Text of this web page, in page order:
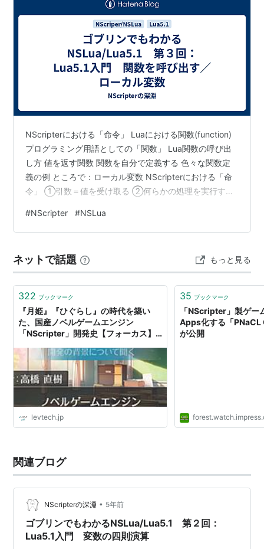
ンタや（Perlの）リファレンスのようなことをするに
は、必須のテクニックである。
プログラミングの知識が乏しいシナリオライターを主眼
に置いたツールだが、当然習熟すればアクション等、
学習資料
解説はWeb上に点在。関連書籍は、下記の通り。
改訂版 NScripterオフィシャルガ
作者:
出版社/メーカー:秀和システム
: 189回
この商品を含むブログ (11件) を見る
NScripterオフィシャルガイド
作者:畔田英明,森皿尚行,高橋直樹
発売日:2004/09/10
メディア: 単行本
購入: 8人クリック
この商品を含むブログ (30件) を見る
あどばんすどNScripterオフィシ
出版社/メーカー:秀和システム
購入: 7人
この商品を含むブログ (22件) を見る
NScripterにおける「命令」 Luaにおける関数(function)
プログラミング用語としての「関数」 Lua関数の呼び出
し方 値を返す関数 関数を自分で定義する 色々な関数定
義の例 ところで：ローカル変数 NScripterにおける「命
令」 ①引数＝値を受け取る ②何らかの処理を実行する
(function) ①値を受け取る ②処理を実行する ③結果＝
値を返す といった機能(function)を持つ。 NScripterと同
現時点では「とりあえず」命令とは関数である、関数と
は…
#NScripter #NSLua
ネットで話題 もっと見る
322 ブックマーク
『月姫』『ひぐらし』の時代を築い
た、国産ノベルゲームエンジン
「NScripter」開発史【フォーカス】 -
levtech.jp
35 ブックマーク
「NScripter」製ゲ
Apps化する「
が公開
関連ブログ
NScripterの深淵 • 5年前
ゴブリンでもわかるNSLua/Lua5.1 第２回：
Lua5.1入門 変数の四則演算